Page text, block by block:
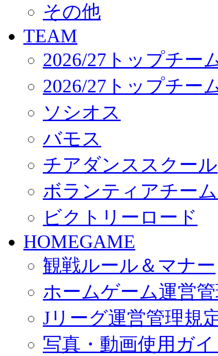
サステナビリティ
Web制作支援
応援プロジェクト
その他
TEAM
2026/27トップチー
2026/27トップチー
ソシオス
バモス
チアダンススクール
ボランティアチー
ビクトリーロード
HOMEGAME
観戦ルール＆マナー
ホームゲーム運営
Jリーグ運営管理規
写真・動画使用ガ